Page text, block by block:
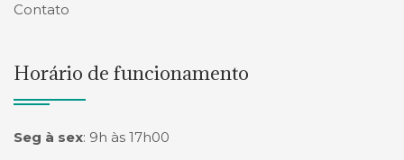
Contato
Horário de funcionamento
Seg à sex: 9h às 17h00